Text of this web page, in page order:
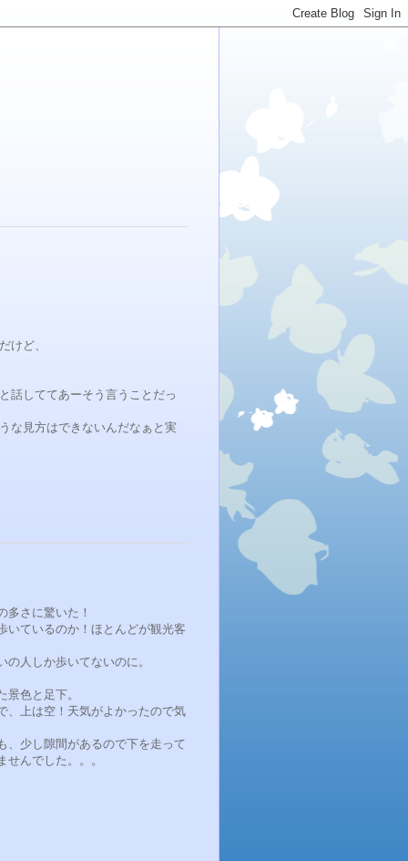
けど、
話しててあーそう言うことだっ
な見方はできないんだなぁと実
多さに驚いた！
いているのか！ほとんどが観光客
人しか歩いてないのに。
色と足下。
、上は空！天気がよかったので気
、少し隙間があるので下を走って
んでした。。。